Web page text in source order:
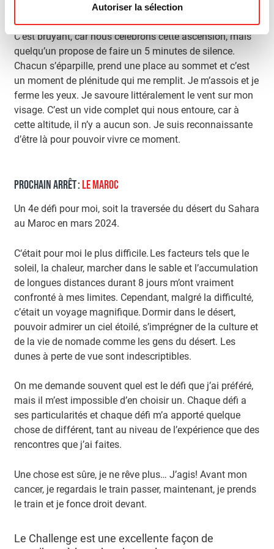
Autoriser la sélection
L’arrivée au sommet est très émotive. Nous sommes un
groupe de 19 participants accompagnés de 3 guides.
C’est bruyant, car nous célébrons cette ascension, mais
quelqu’un propose de faire un 5 minutes de silence.
Chacun s’éparpille, prend une place au sommet et c’est
un moment de plénitude qui me remplit. Je m’assois et je
ferme les yeux. Je savoure littéralement le vent sur mon
visage. C’est un vide complet qui nous entoure, car à
cette altitude, il n’y a aucun son. Je suis reconnaissante
d’être là pour pouvoir vivre ce moment.
PROCHAIN ARRÊT :LE MAROC
Un 4e défi pour moi, soit la traversée du désert du Sahara
au Maroc en mars 2024.
C‘était pour moi le plus difficile. Les facteurs tels que le
soleil, la chaleur, marcher dans le sable et l’accumulation
de longues distances durant 8 jours m’ont vraiment
confronté à mes limites. Cependant, malgré la difficulté,
c’était un voyage magnifique. Dormir dans le désert,
pouvoir admirer un ciel étoilé, s’imprégner de la culture et
de la vie de nomade comme les gens du désert. Les
dunes à perte de vue sont indescriptibles.
On me demande souvent quel est le défi que j’ai préféré,
mais il m’est impossible d’en choisir un. Chaque défi a
ses particularités et chaque défi m’a apporté quelque
chose de différent, tant au niveau de l’expérience que des
rencontres que j’ai faites.
Une chose est sûre, je ne rêve plus… J’agis! Avant mon
cancer, je regardais le train passer, maintenant, je prends
le train et je fonce droit devant.
Le Challenge est une excellente façon de